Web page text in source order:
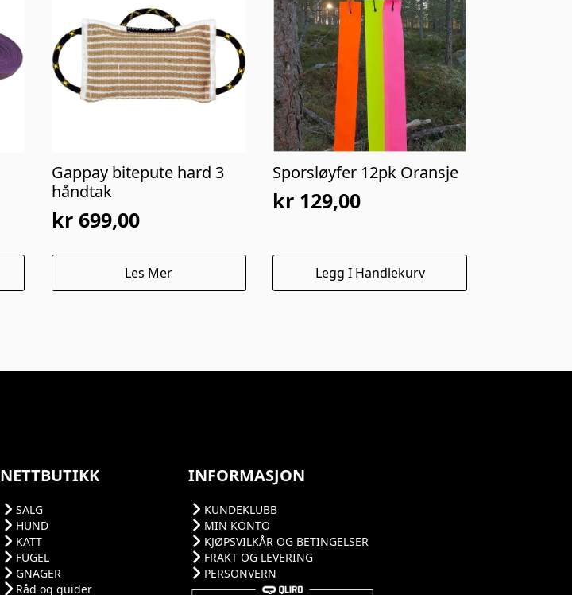
Gappay bitepute hard 3
håndtak
kr699,00
Les Mer
Sporsløyfer 12pk Oransje
kr 129,00
Legg I Handlekurv
NETTBUTIKK
SALG
HUND
KATT
FUGEL
GNAGER
Råd og guider
INFORMASJON
KUNDEKLUBB
MIN KONTO
KJØPSVILKÅR OG BETINGELSER
FRAKT OG LEVERING
PERSONVERN